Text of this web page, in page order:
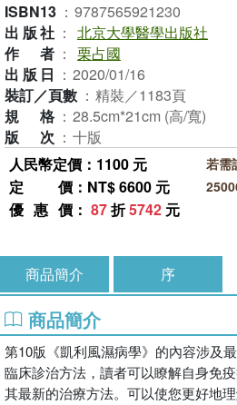
ISBN13 ： 9787565921230
出版社 ： 北京大學醫學出版社
作者 ： 栗占國
出版日 ： 2020/01/16
裝訂／頁數 ： 精裝／1183頁
規格 ： 28.5cm*21cm (高/寬)
版次 ： 十版
人民幣定價：1100 元
定價 ：NT$ 6600 元
優惠價 ： 87折5742 元
若需
商品簡介 序
商品簡介
第10版《凱利風濕病學》的內容涉及
臨床診治方法，讀者可以瞭解自身免
其最新的治療方法。可以使您更好地